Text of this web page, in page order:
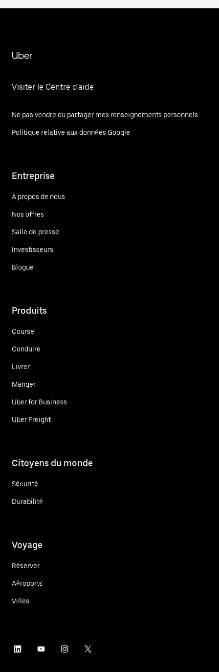
Uber
Visiter le Centre d'aide
Ne pas vendre ou partager mes renseignements personnels
Politique relative aux données Google
Entreprise
À propos de nous
Nos offres
Salle de presse
Investisseurs
Blogue
Produits
Course
Conduire
Livrer
Manger
Uber for Business
Uber Freight
Citoyens du monde
Sécurité
Durabilité
Voyage
Réserver
Aéroports
Villes